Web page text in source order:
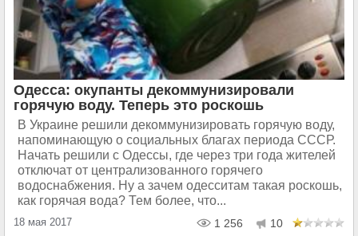
Одесса: окупанты декоммунизировали
горячую воду. Теперь это роскошь
В Украине решили декоммунизировать горячую воду,
напоминающую о социальных благах периода СССР.
Начать решили с Одессы, где через три года жителей
отключат от централизованного горячего
водоснабжения. Ну а зачем одесситам такая роскошь,
как горячая вода? Тем более, что...
18 мая 2017 1 256 10